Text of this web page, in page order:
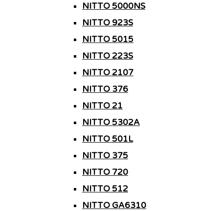
NITTO 5000NS
NITTO 923S
NITTO 5015
NITTO 223S
NITTO 2107
NITTO 376
NITTO 21
NITTO 5302A
NITTO 501L
NITTO 375
NITTO 720
NITTO 512
NITTO GA6310